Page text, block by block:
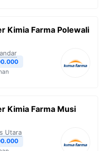
Kimia Farma Polewali
Kimia Farma Musi
Utara